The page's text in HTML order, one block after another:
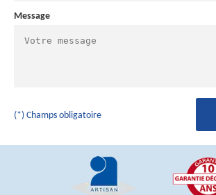
Message
(*) Champs obligatoire